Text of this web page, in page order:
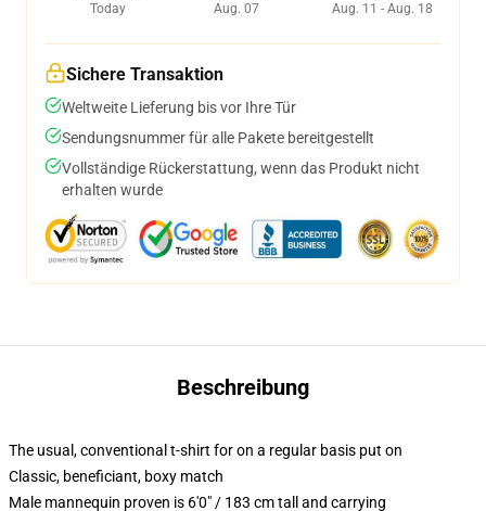
Today
Aug. 07
Aug. 11 - Aug. 18
Sichere Transaktion
Weltweite Lieferung bis vor Ihre Tür
Sendungsnummer für alle Pakete bereitgestellt
Vollständige Rückerstattung, wenn das Produkt nicht
erhalten wurde
Beschreibung
The usual, conventional t-shirt for on a regular basis put on
Classic, beneficiant, boxy match
Male mannequin proven is 6'0" / 183 cm tall and carrying